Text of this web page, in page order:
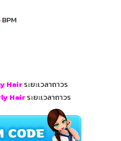
BPM
Hairระยะเวลาถาวร
Hairระยะเวลาถาวร